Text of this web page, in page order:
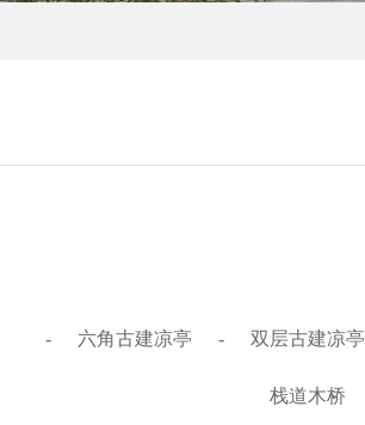
- 六角古建凉亭 - 双层古建凉亭
栈道木桥